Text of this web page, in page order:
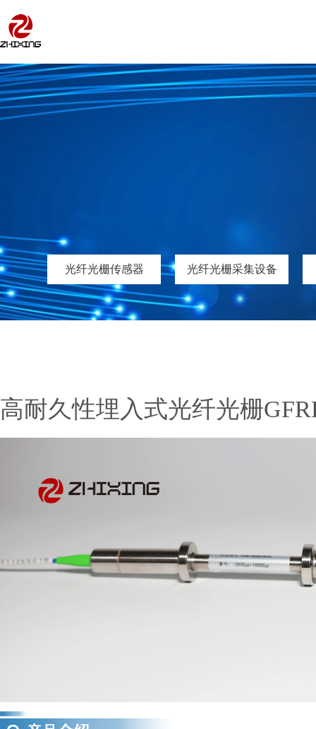
光纤光栅传感器 光纤光栅采集设备
高耐久性埋入式光纤光栅